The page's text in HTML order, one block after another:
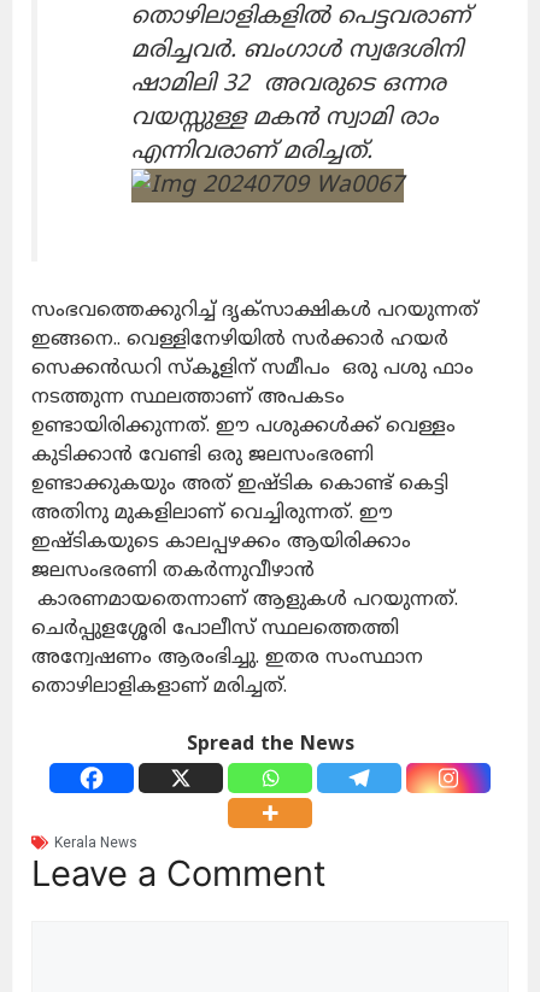
തൊഴിലാളികളിൽ പെട്ടവരാണ്
മരിച്ചവർ. ബംഗാൾ സ്വദേശിനി
ഷാമിലി 32 അവരുടെ ഒന്നര
വയസ്സുള്ള മകൻ സ്വാമി രാം
എന്നിവരാണ് മരിച്ചത്.
സംഭവത്തെക്കുറിച്ച് ദൃക്സാക്ഷികൾ പറയുന്നത്
ഇങ്ങനെ.. വെള്ളിനേഴിയിൽ സർക്കാർ ഹയർ
സെക്കൻഡറി സ്കൂളിന് സമീപം ഒരു പശു ഫാം
നടത്തുന്ന സ്ഥലത്താണ് അപകടം
ഉണ്ടായിരിക്കുന്നത്. ഈ പശുക്കൾക്ക് വെള്ളം
കുടിക്കാൻ വേണ്ടി ഒരു ജലസംഭരണി
ഉണ്ടാക്കുകയും അത് ഇഷ്ടിക കൊണ്ട് കെട്ടി
അതിനു മുകളിലാണ് വെച്ചിരുന്നത്. ഈ
ഇഷ്ടികയുടെ കാലപ്പഴക്കം ആയിരിക്കാം
ജലസംഭരണി തകർന്നുവീഴാൻ
കാരണമായതെന്നാണ് ആളുകൾ പറയുന്നത്.
ചെർപ്പുളശ്ശേരി പോലീസ് സ്ഥലത്തെത്തി
അന്വേഷണം ആരംഭിച്ചു. ഇതര സംസ്ഥാന
തൊഴിലാളികളാണ് മരിച്ചത്.
Spread the News
Kerala News
Leave a Comment